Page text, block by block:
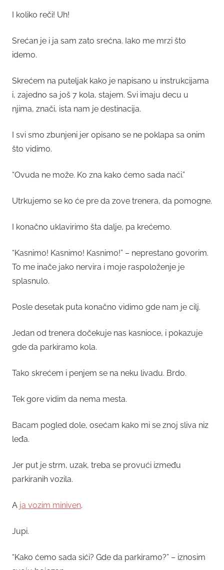
I koliko reči! Uh!
Srećan je i ja sam zato srećna. Iako me mrzi što
idemo.
Skrećem na puteljak kako je napisano u instrukcijama
i, zajedno sa još 7 kola, stajem. Svi imaju decu u
njima, znači, ista nam je destinacija.
I svi smo zbunjeni jer opisano se ne poklapa sa onim
što vidimo.
“Ovuda ne može. Ko zna kako ćemo sada naći.”
Utrkujemo se ko će pre da zove trenera, da pomogne.
I konačno uklavirimo šta dalje, pa krećemo.
“Kasnimo! Kasnimo! Kasnimo!” – neprestano govorim.
To me inače jako nervira i moje raspoloženje je
splasnulo.
Posle desetak puta konačno vidimo gde nam je cilj.
Jedan od trenera dočekuje nas kasnioce, i pokazuje
gde da parkiramo kola.
Tako skrećem i penjem se na neku livadu. Brdo.
Tek gore vidim da nema mesta.
Bacam pogled dole, osećam kako mi se znoj sliva niz
leđa.
Jer put je strm, uzak, treba se provući između
parkiranih vozila.
A ja vozim miniven.
Jupi.
“Kako ćemo sada sići? Gde da parkiramo?” – iznosim